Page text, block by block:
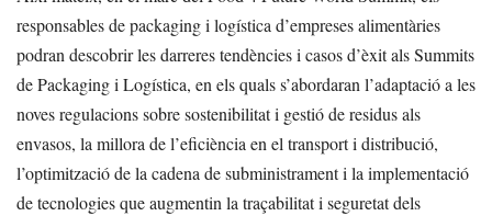
responsables de packaging i logística d’empreses alimentàries
podran descobrir les darreres tendències i casos d’èxit als Summits
de Packaging i Logística, en els quals s’abordaran l’adaptació a les
noves regulacions sobre sostenibilitat i gestió de residus als
envasos, la millora de l’eficiència en el transport i distribució,
l’optimització de la cadena de subministrament i la implementació
de tecnologies que augmentin la traçabilitat i seguretat dels